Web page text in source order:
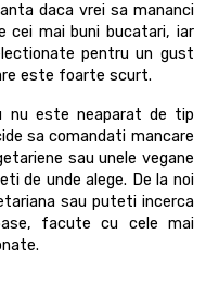
daca vrei sa mananci
mai buni bucatari, iar
pentru un gust
este foarte scurt.
nu este neaparat de tip
sa comandati mancare
sau unele vegane
de unde alege. De la noi
sau puteti incerca
facute cu cele mai